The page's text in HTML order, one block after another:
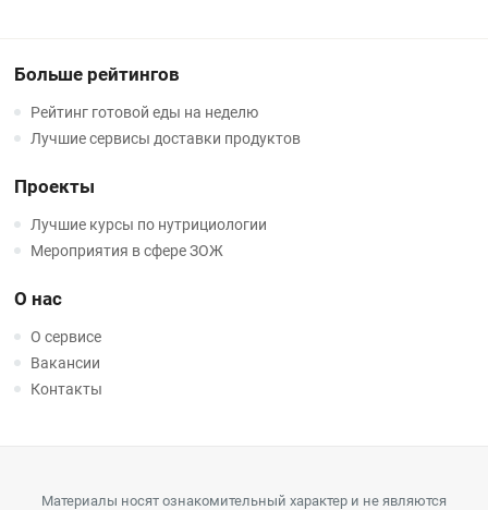
Больше рейтингов
Рейтинг готовой еды на неделю
Лучшие сервисы доставки продуктов
Проекты
Лучшие курсы по нутрициологии
Мероприятия в сфере ЗОЖ
О нас
О сервисе
Вакансии
Контакты
Материалы носят ознакомительный характер и не являются